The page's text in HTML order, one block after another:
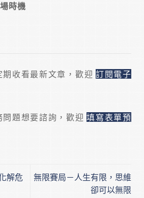
時機
收看最新文章，歡迎 訂閱電子
題想要諮詢，歡迎填寫表單預
解危
無限賽局－人生有限，思維
卻可以無限